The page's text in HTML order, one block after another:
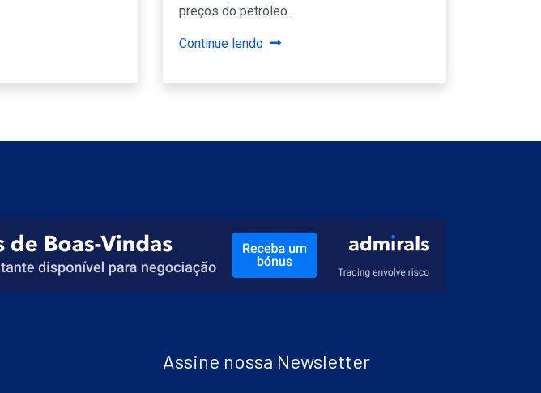
preços do petróleo.
Continue lendo
Assine nossa Newsletter